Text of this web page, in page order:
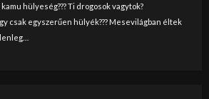
hülyeség??? Ti drogosok vagytok?
csak egyszerűen hülyék??? Mesevilágban éltek